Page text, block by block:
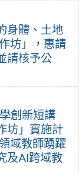
身體、土地
坊」，惠請
請核予公
創新短講
坊」實施計
域教師踴躍
及AI跨域教